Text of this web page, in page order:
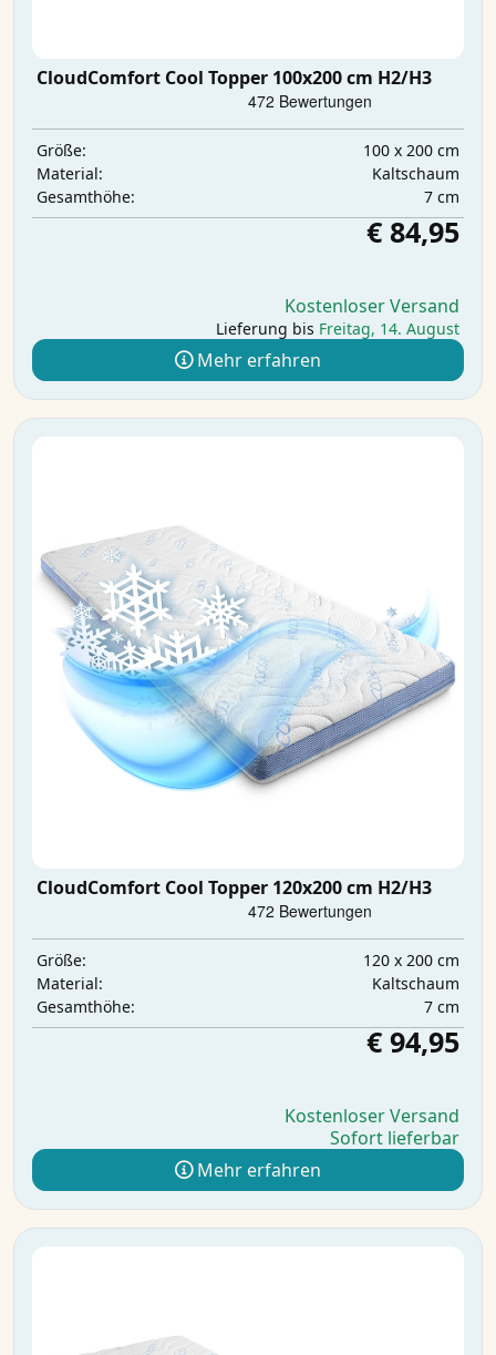
CloudComfort Cool Topper 100x200 cm H2/H3
Größe:
100 x 200 cm
Material:
Kaltschaum
Gesamthöhe:
7 cm
€ 84,95
Kostenloser Versand
Lieferung bis Freitag, 14. August
Mehr erfahren
CloudComfort Cool Topper 120x200 cm H2/H3
Größe:
120 x 200 cm
Material:
Kaltschaum
Gesamthöhe:
7 cm
€ 94,95
Kostenloser Versand
Sofort lieferbar
Mehr erfahren